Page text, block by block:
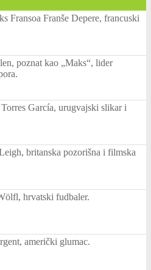
Fransoa Franše Depere, francuski
poznat kao „Maks“, lider
García, urugvajski slikar i
britanska pozorišna i filmska
hrvatski fudbaler.
američki glumac.